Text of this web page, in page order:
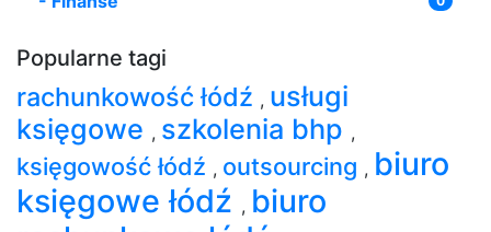
Popularne tagi
rachunkowość łódź , usługi
księgowe , szkolenia bhp ,
księgowość łódź , outsourcing , biuro
księgowe łódź , biuro